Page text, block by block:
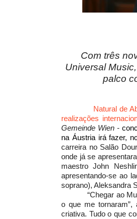
Com três
Universal
palco
Natural de
realizações
Gemeinde Wien -
na Áustria irá fazer,
carreira no Salão
onde já se
maestro John
apresentando-se ao
soprano), Aleksandra
“Chegar ao
o que me
criativa. Tudo o que